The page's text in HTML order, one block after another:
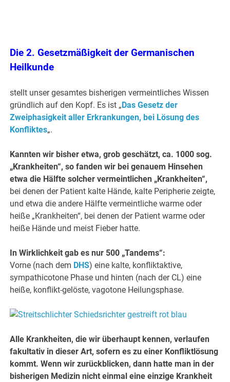
Die2. Gesetzmäßigkeit der Germanischen
Heilkunde
stellt unser gesamtes bisherigen vermeintliches Wissen
gründlich auf den Kopf. Es ist „ Das Gesetz der
Zweiphasigkeit aller Erkrankungen, bei Lösung des
Konfliktes„.
Kannten wir bisher etwa, grob geschätzt, ca. 1000 sog.
„Krankheiten“, so fanden wir bei genauem Hinsehen
etwa die Hälfte solcher vermeintlichen „Krankheiten“,
bei denen der Patient kalte Hände, kalte Peripherie zeigte,
und etwa die andere Hälfte vermeintliche warme oder
heiße „Krankheiten“, bei denen der Patient warme oder
heiße Hände und meist Fieber hatte.
In Wirklichkeit gab es nur 500 „Tandems“:
Vorne (nach dem DHS) eine kalte, konfliktaktive,
sympathicotone Phase und hinten (nach der CL) eine
heiße, konflikt-gelöste, vagotone Heilungsphase.
Alle Krankheiten, die wir überhaupt kennen, verlaufen
fakultativ in dieser Art, sofern es zu einer Konfliktlösung
kommt. Wenn wir zurückblicken, dann hatte man in der
bisherigen Medizin nicht einmal eine einzige Krankheit